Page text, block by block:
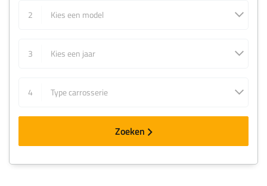
2 Kies een model
3 Kies een jaar
4 Type carrosserie
Zoeken